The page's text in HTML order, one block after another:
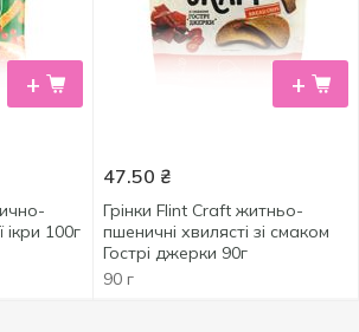
+
100г
+
47.50 ₴
Грінки Flint Craft житньо-
пшеничні хвилясті зі смаком
Гострі джерки 90г
90 г